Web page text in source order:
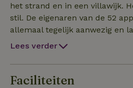
handdoeken kunnen tegen
verzorgt. bed 12,50 euro
Honden welkom 5 euro per
het strand en in een villawijk.
stil. De eigenaren van de 52
allemaal tegelijk aanwezig en
worden verhuurd. Ook het
buren. Er zijn diverse
strand, door de duinen en over
Lees verder
Faciliteiten